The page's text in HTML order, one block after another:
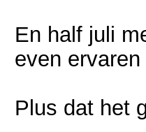
En half juli
even
Plus dat het